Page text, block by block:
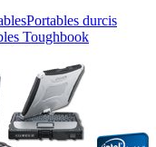
Portables durcis
Toughbook